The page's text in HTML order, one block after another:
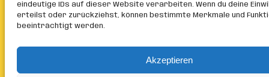
eindeutige IDs auf dieser Website verarbeiten. Wenn du deine
erteilst oder zurückziehst, können bestimmte Merkmale und
beeinträchtigt werden.
Akzeptieren